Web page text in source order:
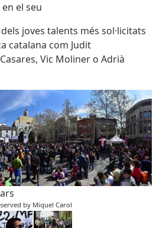
el seu
joves talents més sol·licitats
catalana com Judit
Vic Moliner o Adrià
by Miquel Carol